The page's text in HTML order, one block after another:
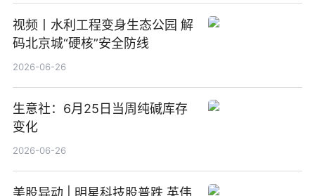
视频丨水利工程变身生态公园 解
码北京城“硬核”安全防线
2026-06-26
生意社：6月25日当周纯碱库存
变化
2026-06-26
美股异动 | 明星科技股普跌 英伟